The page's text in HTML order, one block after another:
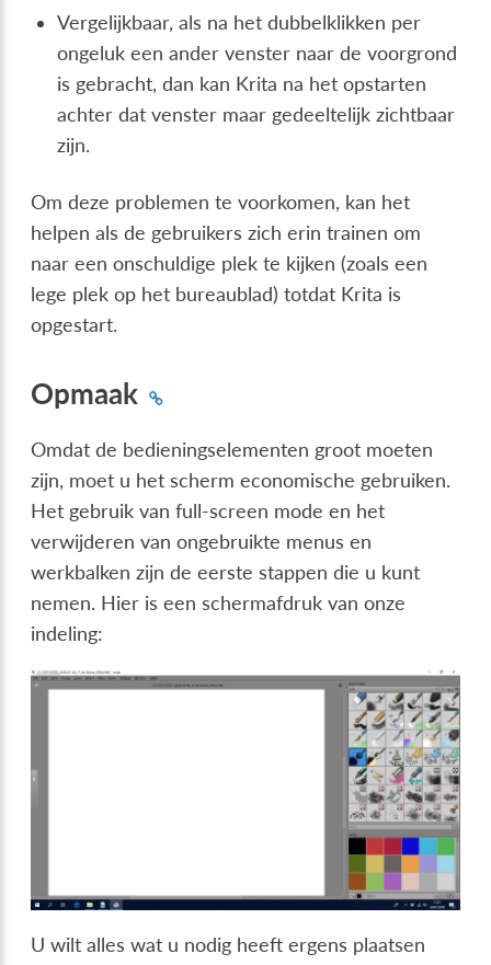
Vergelijkbaar, als na het dubbelklikken per
ongeluk een ander venster naar de voorgrond
is gebracht, dan kan Krita na het opstarten
achter dat venster maar gedeeltelijk zichtbaar
zijn.
Om deze problemen te voorkomen, kan het
helpen als de gebruikers zich erin trainen om
naar een onschuldige plek te kijken (zoals een
lege plek op het bureaublad) totdat Krita is
opgestart.
Opmaak
Omdat de bedieningselementen groot moeten
zijn, moet u het scherm economische gebruiken.
Het gebruik van full-screen mode en het
verwijderen van ongebruikte menus en
werkbalken zijn de eerste stappen die u kunt
nemen. Hier is een schermafdruk van onze
indeling:
U wilt alles wat u nodig heeft ergens plaatsen